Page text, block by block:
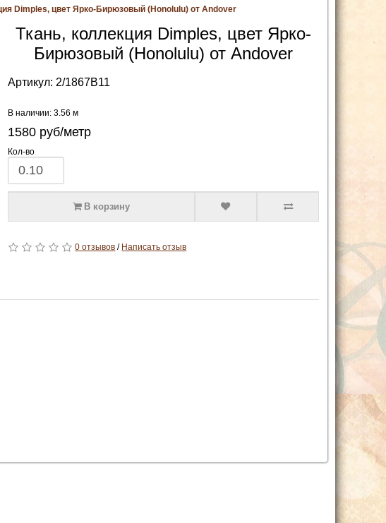
Dimples, цвет Ярко-Бирюзовый (Honolulu) от Andover
Ткань, коллекция Dimples, цвет Ярко-
Бирюзовый (Honolulu) от Andover
Артикул: 2/1867B11
В наличии: 3.56 м
1580 руб/метр
Кол-во
В корзину
0 отзывов / Написать отзыв